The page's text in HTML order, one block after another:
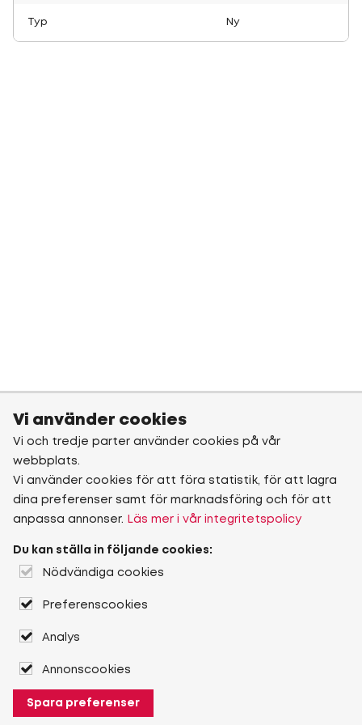
Typ Ny
Vi använder cookies
Vi och tredje parter använder cookies på vår
webbplats.
Vi använder cookies för att föra statistik, för att lagra
dina preferenser samt för marknadsföring och för att
anpassa annonser.
Läs mer i vår integritetspolicy
Du kan ställa in följande cookies:
Nödvändiga cookies
Preferenscookies
Analys
Annonscookies
Spara preferenser